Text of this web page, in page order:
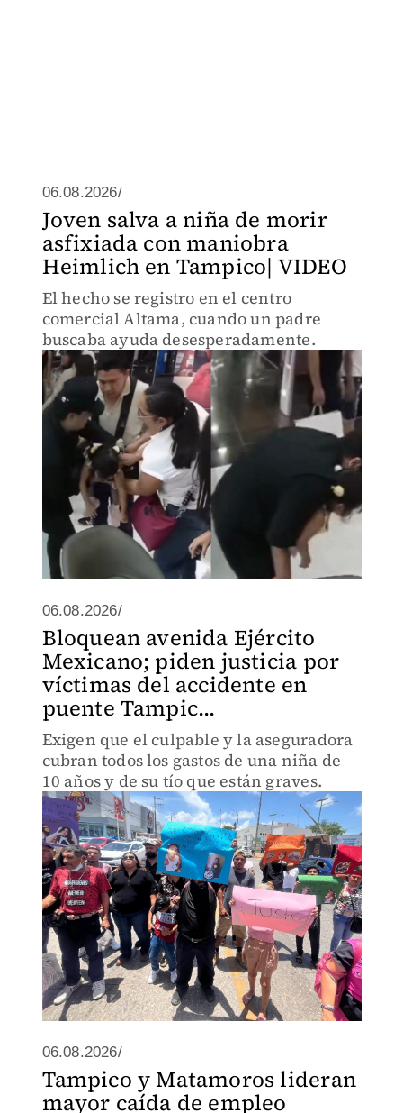
06.08.2026/
Joven salva a niña de morir
asfixiada con maniobra
Heimlich en Tampico| VIDEO
El hecho se registro en el centro
comercial Altama, cuando un padre
buscaba ayuda desesperadamente.
06.08.2026/
Bloquean avenida Ejército
Mexicano; piden justicia por
víctimas del accidente en
puente Tampic...
Exigen que el culpable y la aseguradora
cubran todos los gastos de una niña de
10 años y de su tío que están graves.
06.08.2026/
Tampico y Matamoros lideran
mayor caída de empleo